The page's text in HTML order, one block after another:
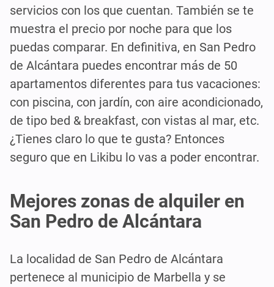
servicios con los que cuentan. También se te
muestra el precio por noche para que los
puedas comparar. En definitiva, en San Pedro
de Alcántara puedes encontrar más de 50
apartamentos diferentes para tus vacaciones:
con piscina, con jardín, con aire acondicionado,
de tipo bed & breakfast, con vistas al mar, etc.
¿Tienes claro lo que te gusta? Entonces
seguro que en Likibu lo vas a poder encontrar.
Mejores zonas de alquiler en
San Pedro de Alcántara
La localidad de San Pedro de Alcántara
pertenece al municipio de Marbella y se